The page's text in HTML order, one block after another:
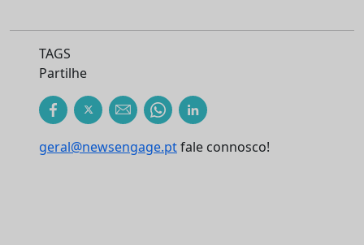
TAGS
Partilhe
geral@newsengage.ptfale connosco!